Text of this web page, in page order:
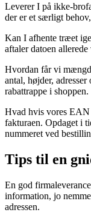
Leverer I på ikke-
der er et særligt
Kan I afhente træet
aftaler datoen
Hvordan får vi
antal, højder,
rabattrappe i shoppen.
Hvad hvis vores EAN
fakturaen. Opdaget i
nummeret ved
Tips til en
En god
information, jo
adressen.